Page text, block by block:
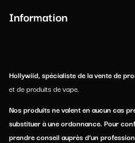
Information
Hollywiid, spécialiste de la vente de
et de produits de vape.
Nos produits ne valent en aucun cas
substituer à une ordonnance. Pour
prendre conseil auprès d’un